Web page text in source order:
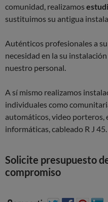
comunidad, realizamos
sustituimos su antigua
Auténticos profesionales a
necesidad en la su
nuestro personal.
A sí mismo realizamos
individuales como
automáticos, video porteros,
informáticas, cableado R J 45.
Solicite presupuesto
compromiso